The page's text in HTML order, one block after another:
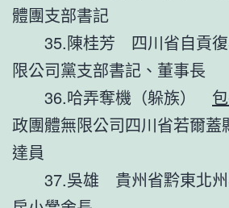
體團支部書記
35.陳桂芳 四川省自貢
限公司黨支部書記、董事長
36.哈弄奪機（躲族）
政團體無限公司四川省若爾蓋
達員
37.吳雄 貴州省黔東北